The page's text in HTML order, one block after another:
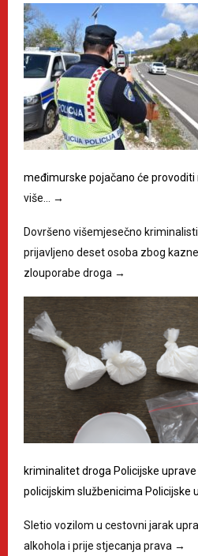
međimurske pojačano će
više… →
Dovršeno višemjesečno
prijavljeno deset osoba zbog
zlouporabe droga →
kriminalitet droga Policijske
policijskim službenicima Policijske
Sletio vozilom u cestovni jarak
alkohola i prije stjecanja prava →